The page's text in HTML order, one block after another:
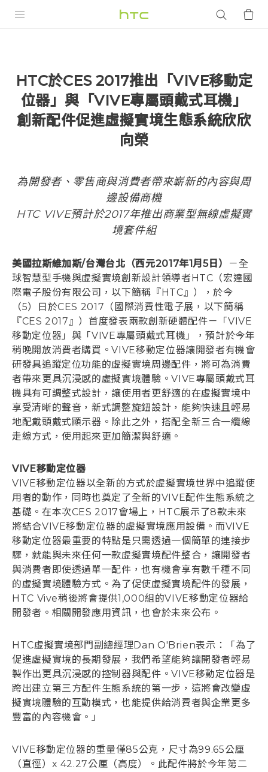
G REIGNS
智慧型手機
優惠專區
焦點訊息
企業採購
銷售門市
VIVELAND
登入
HTC於CES 2017推出「VIVE移動定
位器」與「VIVE專屬頭戴式耳機」
創新配件促進虛擬實境生態系統欣欣
向榮
為開發者、零售商與消費者帶來嶄新的內容與周
邊設備商機
HTC VIVE預計於2017年推出商業型無線虛擬實
境套件組
美國拉斯維加斯/台灣台北（西元2017年1月5日）
－全
球智慧型手機與虛擬實境創新設計領導者HTC（宏達國
際電子股份有限公司，以下簡稱『HTC』），於今
（5）日於CES 2017（國際消費性電子展，以下簡稱
『CES 2017』）首度發表兩款創新硬體配件－「VIVE
移動定位器」與「VIVE專屬頭戴式耳機」，預計於今年
稍晚開放消費者購買。VIVE移動定位器讓開發者有機會
研發具追蹤定位功能的虛擬實境周邊配件，將可為消費
者帶來更具沉浸感的虛擬實境體驗。VIVE專屬頭戴式耳
機具有可調整式設計，讓使用者更舒適的在虛擬實境中
享受清晰的聲音，新式調整旋鈕設計，能夠快速且輕易
地配戴頭戴式顯示器。除此之外，搭配全新三合一纜線
走線方式，使用起來更加簡潔與舒適。
VIVE移動定位器
VIVE移動定位器以全新的方式於虛擬實境世界中追蹤使
用者的動作，同時也奠定了全新的VIVE配件生態系統之
基礎。在本次CES 2017會場上，HTC展示了8款未來
將結合VIVE移動定位器的虛擬實境應用設備。而VIVE
移動定位器最重要的特點是只需透過一個簡單的連接步
驟，就能與未來任何一款虛擬實境配件整合，讓開發者
與消費者即使透過單一配件，也有機會享有數千種不同
的虛擬實境體驗方式。為了促使虛擬實境配件的發展，
HTC Vive稍後將會提供1,000組的VIVE移動定位器給
開發者。相關開發應用資訊，也會於未來公布。
HTC虛擬實境部門副總經理Dan O'Brien表示：「為了
促進虛擬實境的長期發展，我們希望能夠讓開發者輕易
製作出更具沉浸感的控制器與配件。VIVE移動定位器是
跨出建立第三方配件生態系統的第一步，這將會改變虛
擬實境體驗的互動模式，也能提供給消費者與企業更多
豐富的內容機會。」
VIVE移動定位器的重量僅85公克，尺寸為99.65公厘
（直徑）x 42.27公厘（高度）。此配件將於今年第二